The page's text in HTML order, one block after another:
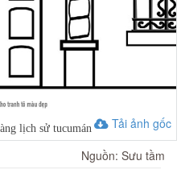
Tải ảnh gốc
lịch sử tucumán
Nguồn: Sưu tầm